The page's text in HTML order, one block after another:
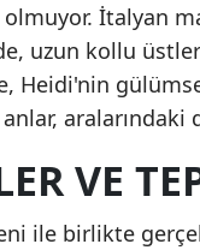
İtalyan
uzun kollu
aralarındaki
VE
ile birlikte